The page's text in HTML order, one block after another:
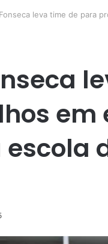
leva time de para
em